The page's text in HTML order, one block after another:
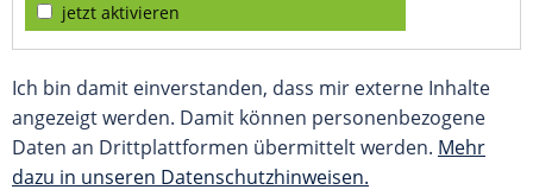
jetzt aktivieren
Ich bin damit einverstanden, dass mir externe Inhalte
angezeigt werden. Damit können personenbezogene
Daten an Drittplattformen übermittelt werden. Mehr
dazu in unseren Datenschutzhinweisen.